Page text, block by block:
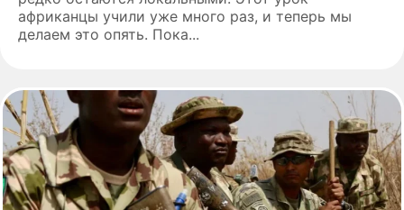
африканцы учили уже много раз, и теперь мы
делаем это опять. Пока...